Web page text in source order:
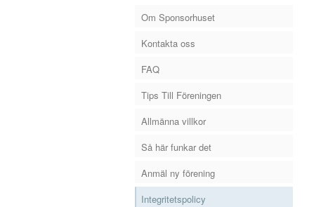
Om Sponsorhuset
Kontakta oss
FAQ
Tips Till Föreningen
Allmänna villkor
Så här funkar det
Anmäl ny förening
Integritetspolicy